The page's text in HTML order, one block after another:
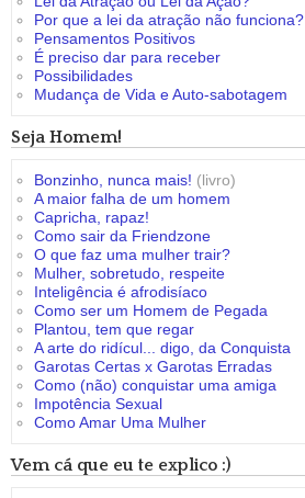
Por que a lei da atração não funciona?
Pensamentos Positivos
É preciso dar para receber
Possibilidades
Mudança de Vida e Auto-sabotagem
Seja Homem!
Bonzinho, nunca mais! (livro)
A maior falha de um homem
Capricha, rapaz!
Como sair da Friendzone
O que faz uma mulher trair?
Mulher, sobretudo, respeite
Inteligência é afrodisíaco
Como ser um Homem de Pegada
Plantou, tem que regar
A arte do ridícul... digo, da Conquista
Garotas Certas x Garotas Erradas
Como (não) conquistar uma amiga
Impotência Sexual
Como Amar Uma Mulher
Vem cá que eu te explico :)